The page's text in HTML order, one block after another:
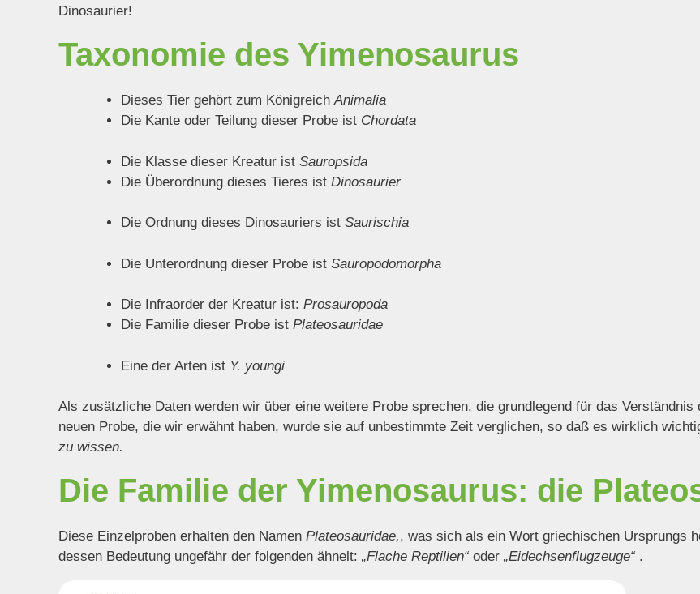
Dinosaurier!
Taxonomie des Yimenosaurus
Dieses Tier gehört zum KönigreichAnimalia
Die Kante oder Teilung dieser Probe ist Chordata
Die Klasse dieser Kreatur ist Sauropsida
Die Überordnung dieses Tieres ist Dinosaurier
Die Ordnung dieses Dinosauriers ist Saurischia
Die Unterordnung dieser Probe ist Sauropodomorpha
Die Infraorder der Kreatur ist: Prosauropoda
Die Familie dieser Probe ist Plateosauridae
Eine der Arten ist Y. youngi
Als zusätzliche Daten werden wir über eine weitere Probe sprechen, die grundlegend für das Verständnis
neuen Probe, die wir erwähnt haben, wurde sie auf unbestimmte Zeit verglichen, so daß es wirklich
zu wissen.
Die Familie der Yimenosaurus: die
Diese Einzelproben erhalten den Namen Plateosauridae,, was sich als ein Wort griechischen Ursprungs
dessen Bedeutung ungefähr der folgenden ähnelt: „Flache Reptilien“ oder „Eidechsenflugzeuge“ .